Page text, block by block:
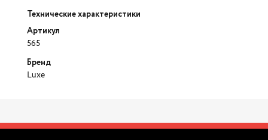
Технические характеристики
Артикул
565
Бренд
Luxe